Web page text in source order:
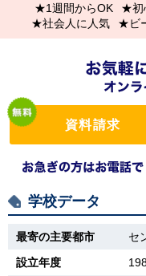
★1週間からOK ★初
★社会人に人気
★ビ
資料請求
学校データ
最寄の主要都市
セ
設立年度